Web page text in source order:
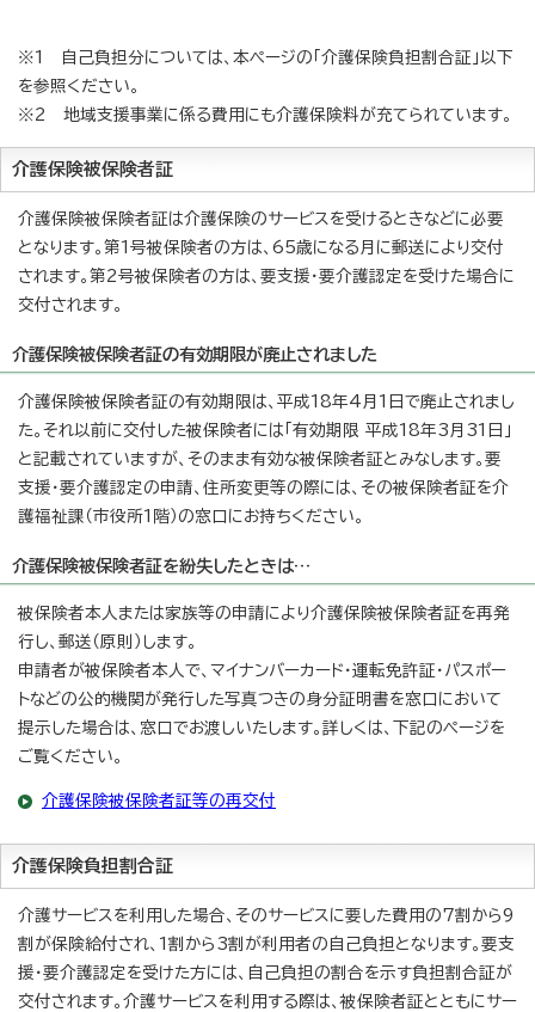
※1 自己負担分については、本ページの「介護保険負担割合証」以下
を参照ください。
※2 地域支援事業に係る費用にも介護保険料が充てられています。
介護保険被保険者証
介護保険被保険者証は介護保険のサービスを受けるときなどに必要
となります。第1号被保険者の方は、65歳になる月に郵送により交付
されます。第2号被保険者の方は、要支援・要介護認定を受けた場合に
交付されます。
介護保険被保険者証の有効期限が廃止されました
介護保険被保険者証の有効期限は、平成18年4月1日で廃止されまし
た。それ以前に交付した被保険者には「有効期限 平成18年3月31日」
と記載されていますが、そのまま有効な被保険者証とみなします。要
支援・要介護認定の申請、住所変更等の際には、その被保険者証を介
護福祉課（市役所1階）の窓口にお持ちください。
介護保険被保険者証を紛失したときは…
被保険者本人または家族等の申請により介護保険被保険者証を再発
行し、郵送（原則）します。
申請者が被保険者本人で、マイナンバーカード・運転免許証・パスポー
トなどの公的機関が発行した写真つきの身分証明書を窓口において
提示した場合は、窓口でお渡しいたします。詳しくは、下記のページを
ご覧ください。
介護保険被保険者証等の再交付
介護保険負担割合証
介護サービスを利用した場合、そのサービスに要した費用の7割から9
割が保険給付され、1割から3割が利用者の自己負担となります。要支
援・要介護認定を受けた方には、自己負担の割合を示す負担割合証が
交付されます。介護サービスを利用する際は、被保険者証とともにサー